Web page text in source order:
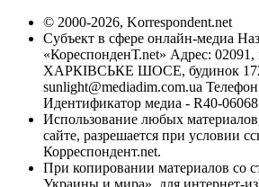
© 2000-2026, Korrespondent.net
Субъект в сфере онлайн-медиа
«КореспонденТ.net» Адрес: 02091,
ХАРКІВСЬКЕ ШОСЕ, будинок
sunlight@mediadim.com.ua
Идентификатор медиа - R40-06068
Использование любых
сайте, разрешается при условии
Корреспондент.net.
При копировании материалов со
Украины и мира», для интернет-